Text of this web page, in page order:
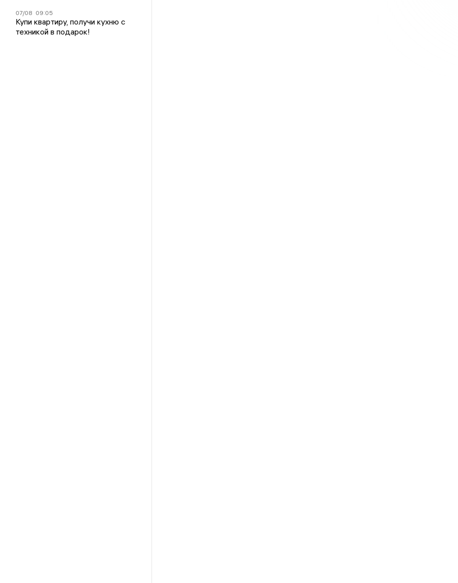
07/08 09:05
Купи квартиру, получи кухню с
техникой в подарок!